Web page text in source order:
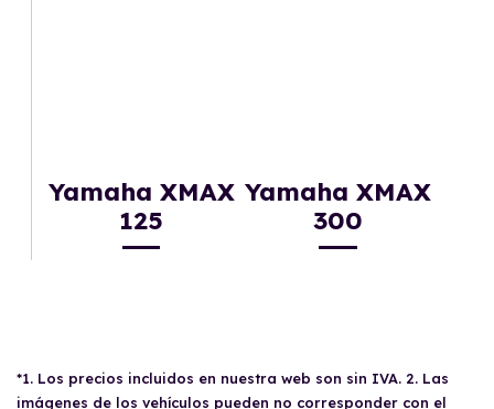
Yamaha XMAX
125
Yamaha XMAX
300
*1. Los precios incluidos en nuestra web son sin IVA. 2. Las
imágenes de los vehículos pueden no corresponder con el